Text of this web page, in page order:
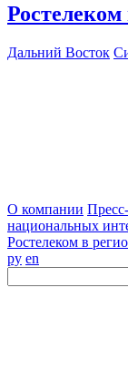
Ростелеком
Дальний Восток
О компании
национальных
Ростелеком в
ру en